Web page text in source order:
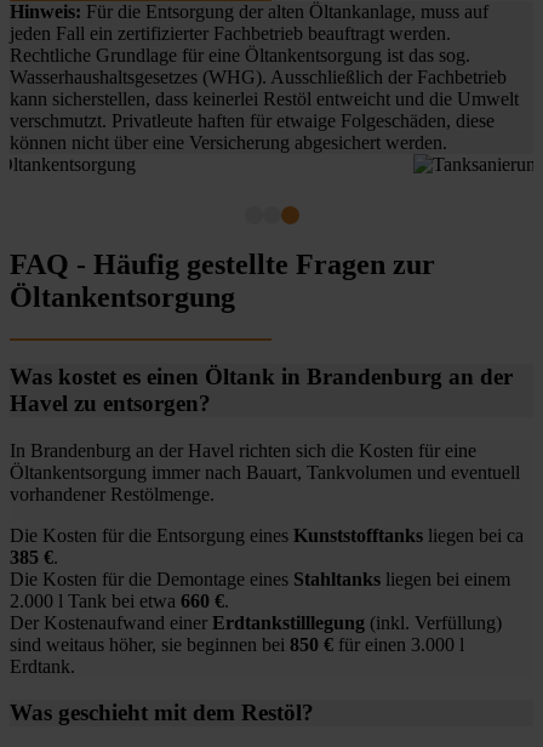
Hinweis: Für die Entsorgung der alten Öltankanlage, muss auf
jeden Fall ein zertifizierter Fachbetrieb beauftragt werden.
Rechtliche Grundlage für eine Öltankentsorgung ist das sog.
Wasserhaushaltsgesetzes (WHG). Ausschließlich der Fachbetrieb
kann sicherstellen, dass keinerlei Restöl entweicht und die Umwelt
verschmutzt. Privatleute haften für etwaige Folgeschäden, diese
können nicht über eine Versicherung abgesichert werden.
FAQ - Häufig gestellte Fragen zur
Öltankentsorgung
Was kostet es einen Öltank in Brandenburg an der
Havel zu entsorgen?
In Brandenburg an der Havel richten sich die Kosten für eine
Öltankentsorgung immer nach Bauart, Tankvolumen und eventuell
vorhandener Restölmenge.
Die Kosten für die Entsorgung eines Kunststofftanks liegen bei ca
385 €.
Die Kosten für die Demontage eines Stahltanks liegen bei einem
2.000 l Tank bei etwa 660 €.
Der Kostenaufwand einer Erdtankstilllegung (inkl. Verfüllung)
sind weitaus höher, sie beginnen bei 850 € für einen 3.000 l
Erdtank.
Was geschieht mit dem Restöl?